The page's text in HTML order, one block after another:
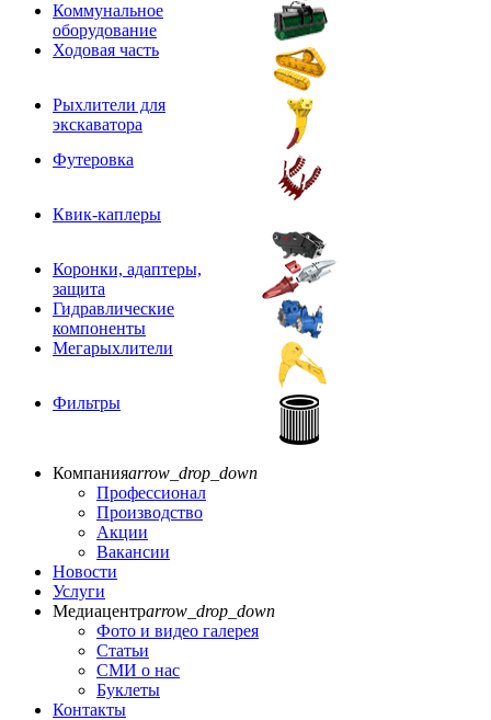
Коммунальное
оборудование
Ходовая часть
Рыхлители для
экскаватора
Футеровка
Квик-каплеры
Коронки, адаптеры,
защита
Гидравлические
компоненты
Мегарыхлители
Фильтры
Компанияarrow_drop_down
Профессионал
Производство
Акции
Вакансии
Новости
Услуги
Медиацентрarrow_drop_down
Фото и видео галерея
Статьи
СМИ о нас
Буклеты
Контакты